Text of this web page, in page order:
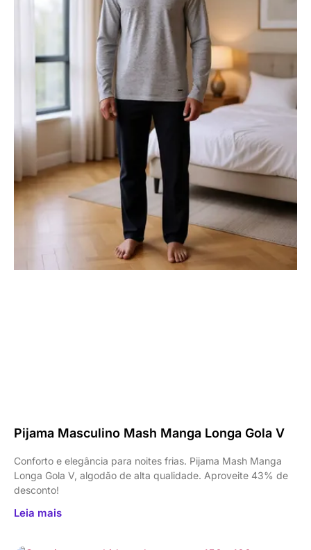
Pijama Masculino Mash Manga Longa Gola V
Conforto e elegância para noites frias. Pijama Mash Manga
Longa Gola V, algodão de alta qualidade. Aproveite 43% de
desconto!
Leia mais